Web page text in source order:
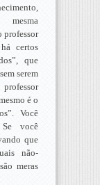
professor
certos
que
serem
é o
Você
você
que
não-
meras